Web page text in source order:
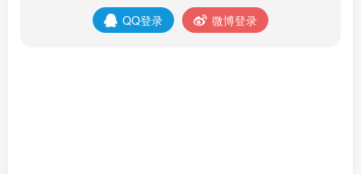
QQ登录 微博登录